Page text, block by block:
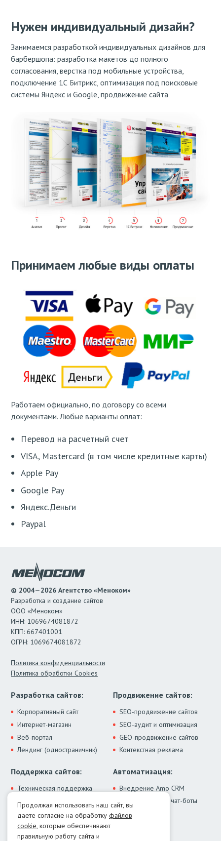
Нужен индивидуальный дизайн?
Занимаемся разработкой индивидуальных дизайнов для
барбершопа: разработка макетов до полного
согласования, верстка под мобильные устройства,
подключение 1С Битрикс, оптимизация под поисковые
системы Яндекс и Google, продвижение сайта
Принимаем любые виды оплаты
Работаем официально, по договору со всеми
документами. Любые варианты оплат:
Перевод на расчетный счет
VISA, Mastercard (в том числе кредитные карты)
Apple Pay
Google Pay
Яндекс.Деньги
Paypal
© 2004—2026 Агентство «Меноком»
Разработка и создание сайтов
ООО «Меноком»
ИНН: 1069674081872
КПП: 667401001
ОГРН: 1069674081872
Политика конфиденциальности
Политика обработки Cookies
Разработка сайтов:
Корпоративный сайт
Интернет-магазин
Веб-портал
Лендинг (одностраничник)
Продвижение сайтов:
SEO-продвижение сайтов
SEO-аудит и оптимизация
GEO-продвижение сайтов
Контекстная реклама
Поддержка сайтов:
Техническая поддержка
Модернизация сайта
Лечение от вирусов
Автоматизация:
Внедрение Amo CRM
ИИ-ассистенты и чат-боты
Интеграции
Контакты:
Продолжая использовать наш сайт, вы
даете согласие на обработку файлов
cookie, которые обеспечивают
правильную работу сайта и